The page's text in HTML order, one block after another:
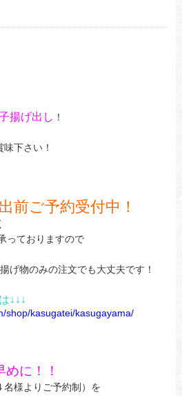
揚げ出し ！
下さい！
前ご予約受付中！
っておりますので
げ物のみの注文でも大丈夫です！
↓↓↓
shop/kasugatei/kasugayama/
に！！
様よりご予約制）を